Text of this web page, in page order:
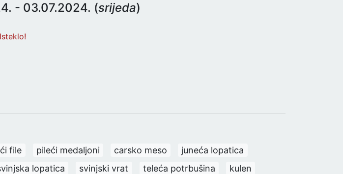
- 03.07.2024. (srijeda)
Isteklo!
file pileći medaljoni carsko meso
juneća lopatica
lopatica svinjski vrat teleća potrbušina
kulen